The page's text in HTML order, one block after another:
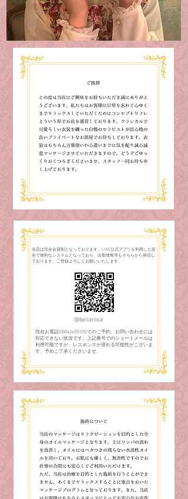
当店は完全会員制となっております。LINE公式アプリを利用した安
全で便利なシステムとなっており、出勤情報等もそちらから発信し
ております。
ご登録よろしくお願いいたします。
現在お電話(08042455105)でのご予約、お問い合わせには
対応できない状況です。上記番号でのショートメールは
利用可能ですが、レスポンスが遅れる可能性がございま
す、予めご了承くださいませ。
​@bellarosa